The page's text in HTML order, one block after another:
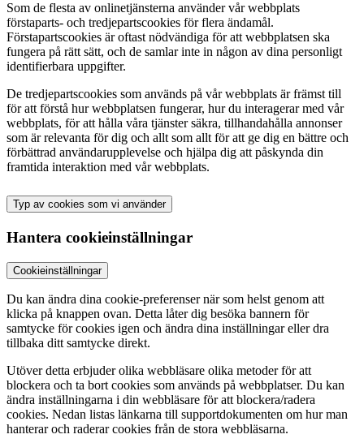
Som de flesta av onlinetjänsterna använder vår webbplats
förstaparts- och tredjepartscookies för flera ändamål.
Förstapartscookies är oftast nödvändiga för att webbplatsen ska
fungera på rätt sätt, och de samlar inte in någon av dina personligt
identifierbara uppgifter.
De tredjepartscookies som används på vår webbplats är främst till
för att förstå hur webbplatsen fungerar, hur du interagerar med vår
webbplats, för att hålla våra tjänster säkra, tillhandahålla annonser
som är relevanta för dig och allt som allt för att ge dig en bättre och
förbättrad användarupplevelse och hjälpa dig att påskynda din
framtida interaktion med vår webbplats.
Typ av cookies som vi använder
Hantera cookieinställningar
Cookieinställningar
Du kan ändra dina cookie-preferenser när som helst genom att
klicka på knappen ovan. Detta låter dig besöka bannern för
samtycke för cookies igen och ändra dina inställningar eller dra
tillbaka ditt samtycke direkt.
Utöver detta erbjuder olika webbläsare olika metoder för att
blockera och ta bort cookies som används på webbplatser. Du kan
ändra inställningarna i din webbläsare för att blockera/radera
cookies. Nedan listas länkarna till supportdokumenten om hur man
hanterar och raderar cookies från de stora webbläsarna.